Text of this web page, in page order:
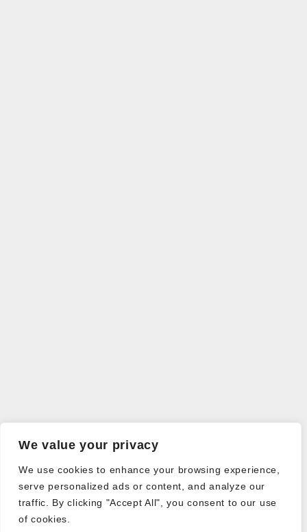
We value your privacy
We use cookies to enhance your browsing experience,
serve personalized ads or content, and analyze our
traffic. By clicking "Accept All", you consent to our use
of cookies.